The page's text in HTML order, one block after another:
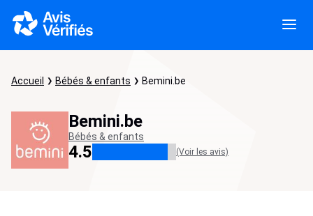
Accueil Bébés & enfants Bemini.be
Bemini.be
Bébés & enfants
4.5 (Voir les avis)